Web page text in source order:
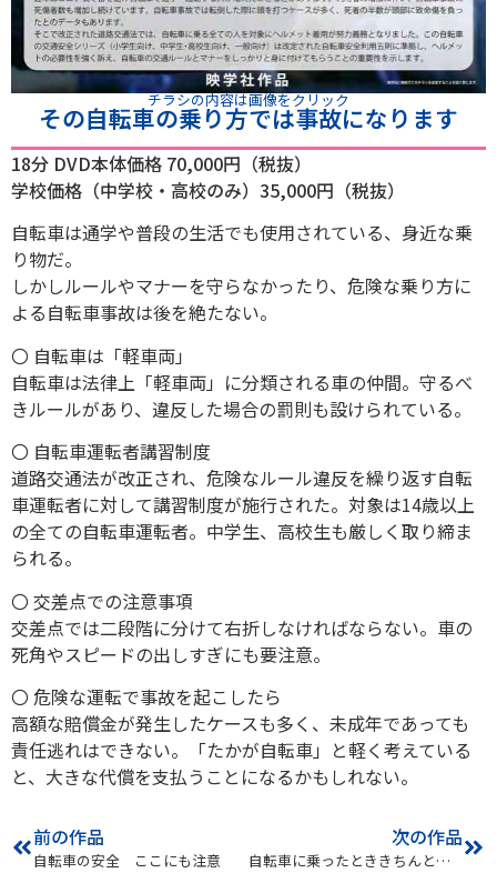
チラシの内容は画像をクリック
その自転車の乗り方では事故になります
18分 DVD本体価格 70,000円（税抜）
学校価格（中学校・高校のみ）35,000円（税抜）
自転車は通学や普段の生活でも使用されている、身近な乗
り物だ。
しかしルールやマナーを守らなかったり、危険な乗り方に
よる自転車事故は後を絶たない。
〇 自転車は「軽車両」
自転車は法律上「軽車両」に分類される車の仲間。守るべ
きルールがあり、違反した場合の罰則も設けられている。
〇 自転車運転者講習制度
道路交通法が改正され、危険なルール違反を繰り返す自転
車運転者に対して講習制度が施行された。対象は14歳以上
の全ての自転車運転者。中学生、高校生も厳しく取り締ま
られる。
〇 交差点での注意事項
交差点では二段階に分けて右折しなければならない。車の
死角やスピードの出しすぎにも要注意。
〇 危険な運転で事故を起こしたら
高額な賠償金が発生したケースも多く、未成年であっても
責任逃れはできない。「たかが自転車」と軽く考えている
と、大きな代償を支払うことになるかもしれない。
前の作品
自転車の安全 ここにも注意
次の作品
自転車に乗ったとききちんと止まろう！よく見よう！